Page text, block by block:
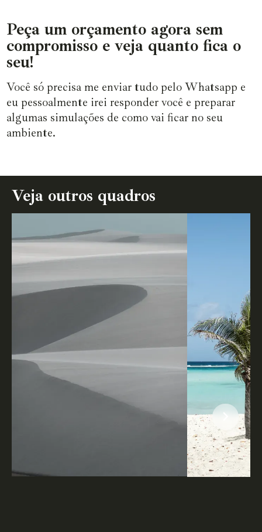
Peça um orçamento agora sem
compromisso e veja quanto fica o
seu!
Você só precisa me enviar tudo pelo Whatsapp e
eu pessoalmente irei responder você e preparar
algumas simulações de como vai ficar no seu
ambiente.
Veja outros quadros